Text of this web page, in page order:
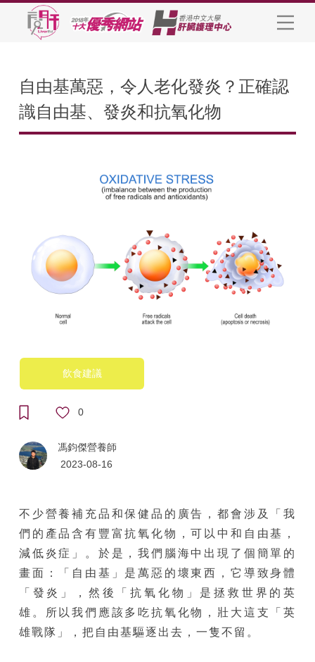
自由基萬惡，令人老化發炎？正確認
識自由基、發炎和抗氧化物
飲食建議
0
馮鈞傑營養師
2023-08-16
不少營養補充品和保健品的廣告，都會涉及「我
們的產品含有豐富抗氧化物，可以中和自由基，
減低炎症」。於是，我們腦海中出現了個簡單的
畫面：「自由基」是萬惡的壞東西，它導致身體
「發炎」，然後「抗氧化物」是拯救世界的英
雄。所以我們應該多吃抗氧化物，壯大這支「英
雄戰隊」，把自由基驅逐出去，一隻不留。